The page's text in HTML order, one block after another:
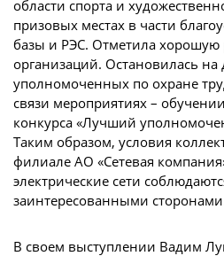
области спорта и
призовых местах в части
базы и РЭС. Отметила хорошую
организаций. Остановилась на
уполномоченных по охране
связи мероприятиях –
конкурса «Лучший
Таким образом, условия
филиале АО «Сетевая
электрические сети
заинтересованными
В своем выступлении Вадим